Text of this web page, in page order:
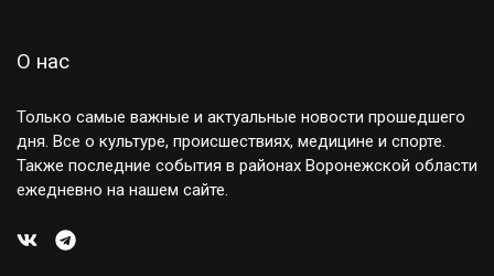
О нас
Только самые важные и актуальные новости прошедшего
дня. Все о культуре, происшествиях, медицине и спорте.
Также последние события в районах Воронежской области
ежедневно на нашем сайте.